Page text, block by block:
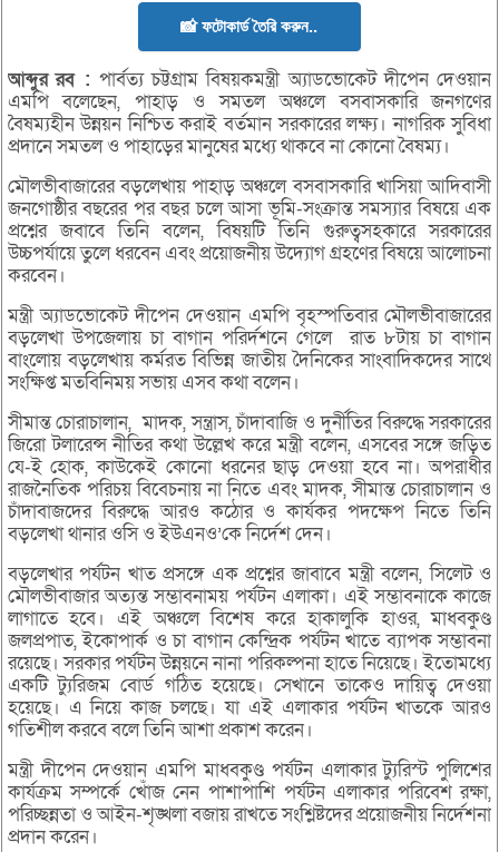
📸 ফটোকার্ড তৈরি করুন..
আব্দুর রব: পার্বত্য চট্টগ্রাম বিষয়কমন্ত্রী অ্যাডভোকেট দীপেন দেওয়ান
এমপি বলেছেন, পাহাড় ও সমতল অঞ্চলে বসবাসকারি জনগণের
বৈষম্যহীন উন্নয়ন নিশ্চিত করাই বর্তমান সরকারের লক্ষ্য। নাগরিক সুবিধা
প্রদানে সমতল ও পাহাড়ের মানুষের মধ্যে থাকবে না কোনো বৈষম্য।
মৌলভীবাজারের বড়লেখায় পাহাড় অঞ্চলে বসবাসকারি খাসিয়া আদিবাসী
জনগোষ্ঠীর বছরের পর বছর চলে আসা ভূমি-সংক্রান্ত সমস্যার বিষয়ে এক
প্রশ্নের জবাবে তিনি বলেন, বিষয়টি তিনি গুরুত্বসহকারে সরকারের
উচ্চপর্যায়ে তুলে ধরবেন এবং প্রয়োজনীয় উদ্যোগ গ্রহণের বিষয়ে আলোচনা
করবেন।
মন্ত্রী অ্যাডভোকেট দীপেন দেওয়ান এমপি বৃহস্পতিবার মৌলভীবাজারের
বড়লেখা উপজেলায় চা বাগান পরির্দশনে গেলে রাত ৮টায় চা বাগান
বাংলোয় বড়লেখায় কর্মরত বিভিন্ন জাতীয় দৈনিকের সাংবাদিকদের সাথে
সংক্ষিপ্ত মতবিনিময় সভায় এসব কথা বলেন।
সীমান্ত চোরাচালান, মাদক, সন্ত্রাস, চাঁদাবাজি ও দুর্নীতির বিরুদ্ধে সরকারের
জিরো টলারেন্স নীতির কথা উল্লেখ করে মন্ত্রী বলেন, এসবের সঙ্গে জড়িত
যে-ই হোক, কাউকেই কোনো ধরনের ছাড় দেওয়া হবে না। অপরাধীর
রাজনৈতিক পরিচয় বিবেচনায় না নিতে এবং মাদক, সীমান্ত চোরাচালান ও
চাঁদাবাজদের বিরুদ্ধে আরও কঠোর ও কার্যকর পদক্ষেপ নিতে তিনি
বড়লেখা থানার ওসি ও ইউএনও’কে নির্দেশ দেন।
বড়লেখার পর্যটন খাত প্রসঙ্গে এক প্রশ্নের জাবাবে মন্ত্রী বলেন, সিলেট ও
মৌলভীবাজার অত্যন্ত সম্ভাবনাময় পর্যটন এলাকা। এই সম্ভাবনাকে কাজে
লাগাতে হবে। এই অঞ্চলে বিশেষ করে হাকালুকি হাওর, মাধবকুণ্ড
জলপ্রপাত, ইকোপার্ক ও চা বাগান কেন্দ্রিক পর্যটন খাতে ব্যাপক সম্ভাবনা
রয়েছে। সরকার পর্যটন উন্নয়নে নানা পরিকল্পনা হাতে নিয়েছে। ইতোমধ্যে
একটি ট্যুরিজম বোর্ড গঠিত হয়েছে। সেখানে তাকেও দায়িত্ব দেওয়া
হয়েছে। এ নিয়ে কাজ চলছে। যা এই এলাকার পর্যটন খাতকে আরও
গতিশীল করবে বলে তিনি আশা প্রকাশ করেন।
মন্ত্রী দীপেন দেওয়ান এমপি মাধবকুণ্ড পর্যটন এলাকার ট্যুরিস্ট পুলিশের
কার্যক্রম সম্পর্কে খোঁজ নেন পাশাপাশি পর্যটন এলাকার পরিবেশ রক্ষা,
পরিচ্ছন্নতা ও আইন-শৃঙ্খলা বজায় রাখতে সংশ্লিষ্টদের প্রয়োজনীয় নির্দেশনা
প্রদান করেন।